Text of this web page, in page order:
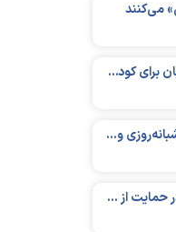
روایت ۶۰ سال همکاری دانشگاه، خیریه و داوطلبان برای کودکان نیازمند در استرالیا
مادری در تکاپوی زیستن؛ روایت ۶ سال مراقبت شبانه‌روزی و امید به فردای «نورا»
غربالگری و آگاهی‌بخشی؛ ضرورت‌های مغفول در حمایت از بیماران «نقص ایمنی اولیه»